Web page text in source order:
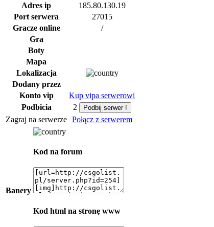
Adres ip
185.80.130.19
Port serwera
27015
Gracze online
/
Gra
Boty
Mapa
Lokalizacja
Dodany przez
Konto vip
Kup vipa serwerowi
Podbicia
2
Zagraj na serwerze Połącz z serwerem
Banery
Kod na forum
Kod html na stronę www